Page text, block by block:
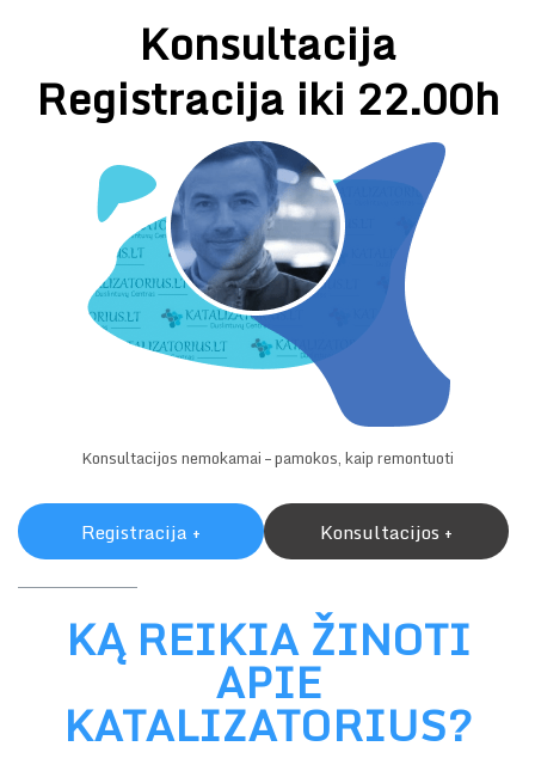
Konsultacija
Registracija iki 22.00h
Konsultacijos nemokamai – pamokos, kaip remontuoti
Registracija + Konsultacijos +
KĄ REIKIA ŽINOTI
APIE
KATALIZATORIUS?